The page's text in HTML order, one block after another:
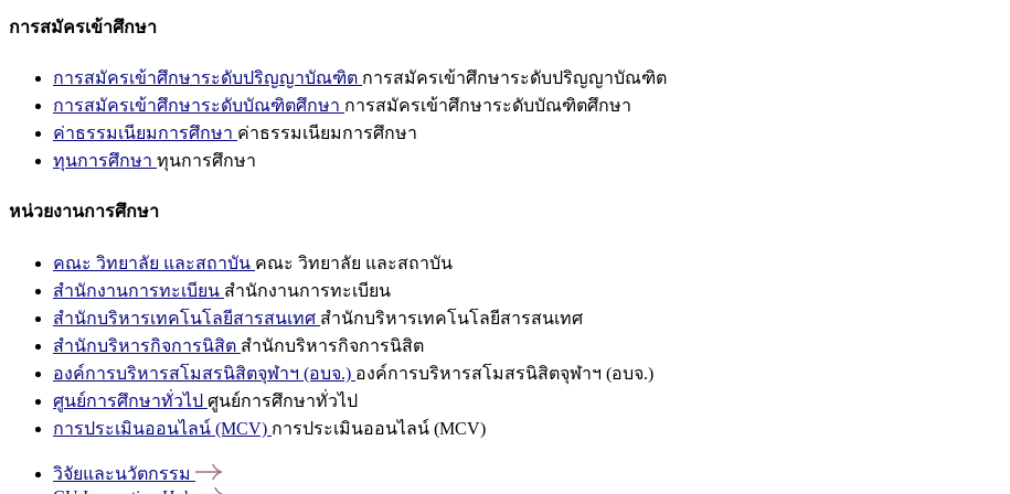
การสมัครเข้าศึกษา
การสมัครเข้าศึกษาระดับปริญญาบัณฑิต การสมัครเข้าศึกษาระดับปริญญาบัณฑิต
การสมัครเข้าศึกษาระดับบัณฑิตศึกษา การสมัครเข้าศึกษาระดับบัณฑิตศึกษา
ค่าธรรมเนียมการศึกษา ค่าธรรมเนียมการศึกษา
ทุนการศึกษา ทุนการศึกษา
หน่วยงานการศึกษา
คณะ วิทยาลัย และสถาบัน คณะ วิทยาลัย และสถาบัน
สำนักงานการทะเบียน สำนักงานการทะเบียน
สำนักบริหารเทคโนโลยีสารสนเทศ สำนักบริหารเทคโนโลยีสารสนเทศ
สำนักบริหารกิจการนิสิต สำนักบริหารกิจการนิสิต
องค์การบริหารสโมสรนิสิตจุฬาฯ (อบจ.) องค์การบริหารสโมสรนิสิตจุฬาฯ (อบจ.)
ศูนย์การศึกษาทั่วไป ศูนย์การศึกษาทั่วไป
การประเมินออนไลน์ (MCV) การประเมินออนไลน์ (MCV)
วิจัยและนวัตกรรม